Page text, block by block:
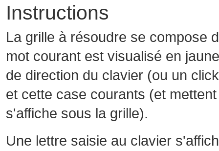
Instructions
La grille à résoudre se compose
mot courant est visualisé en
de direction du clavier (ou un
et cette case courants (et
s'affiche sous la grille).
Une lettre saisie au clavier